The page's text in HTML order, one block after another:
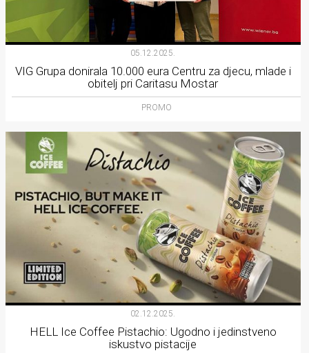
05.12.2025.
VIG Grupa donirala 10.000 eura Centru za djecu, mlade i
obitelj pri Caritasu Mostar
PROMO
02.12.2025.
HELL Ice Coffee Pistachio: Ugodno i jedinstveno
iskustvo pistacije